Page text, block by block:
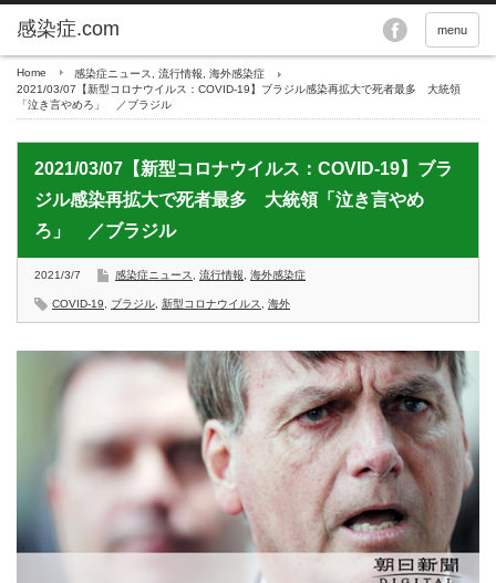
menu
Home 感染症ニュース 流行情報
海外感染症
2021/03/07【新型コロナウイルス：COVID-19】ブラジル感染再拡大で死者最多 大統領
「泣き言やめろ」 ／ブラジル
2021/03/07【新型コロナウイルス：COVID-19】ブラ
ジル感染再拡大で死者最多 大統領「泣き言やめ
ろ」 ／ブラジル
2021/3/7 感染症ニュース 流行情報 海外感染症
COVID-19 ブラジル 新型コロナウイルス 海外